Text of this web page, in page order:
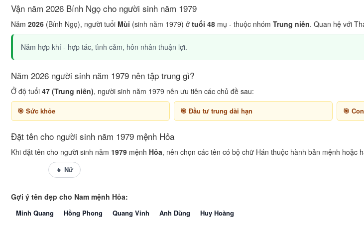
Vận năm 2026 Bính Ngọ cho người sinh năm 1979
Năm 2026 (Bính Ngọ), người tuổi Mùi (sinh năm 1979) ở tuổi 48 mụ - thuộc nhóm Trung niên. Quan hệ với
Năm hợp khí - hợp tác, tình cảm, hôn nhân thuận lợi.
Năm 2026 người sinh năm 1979 nên tập trung gì?
Ở độ tuổi 47 (Trung niên), người sinh năm 1979 nên ưu tiên các chủ đề sau:
Sức khỏe Đầu tư trung dài hạn
Đặt tên cho người sinh năm 1979 mệnh Hỏa
Khi đặt tên cho người sinh năm 1979 mệnh Hỏa, nên chọn các tên có bộ chữ Hán thuộc hành bản mệnh
👧 Nữ
Gợi ý tên đẹp cho Nam mệnh Hỏa:
Minh Quang Hồng Phong Quang Vinh Anh Dũng Huy Hoàng